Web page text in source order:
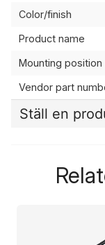
Color/finish
Product name
Mounting position
Vendor part
Ställ en